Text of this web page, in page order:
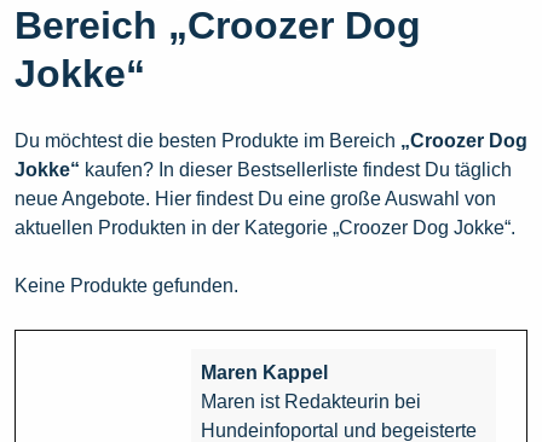
Bereich „Croozer Dog
Jokke“
Du möchtest die besten Produkte im Bereich „Croozer Dog
Jokke“ kaufen? In dieser Bestsellerliste findest Du täglich
neue Angebote. Hier findest Du eine große Auswahl von
aktuellen Produkten in der Kategorie „Croozer Dog Jokke“.
Keine Produkte gefunden.
Maren Kappel
Maren ist Redakteurin bei
Hundeinfoportal und begeisterte